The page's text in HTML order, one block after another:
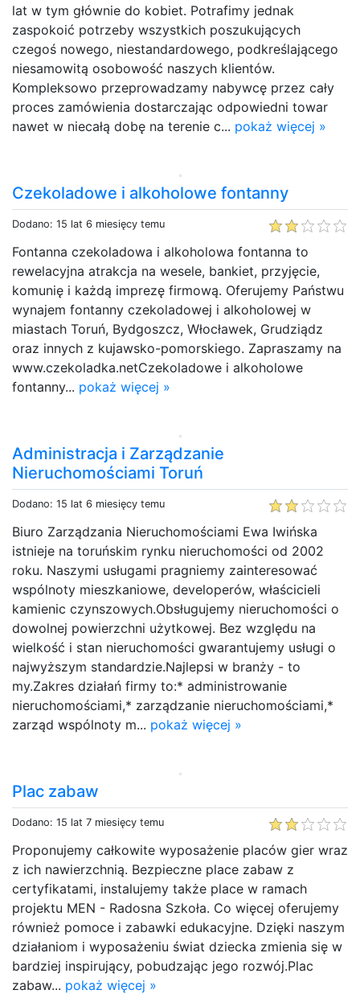
lat w tym głównie do kobiet. Potrafimy jednak
zaspokoić potrzeby wszystkich poszukujących
czegoś nowego, niestandardowego, podkreślającego
niesamowitą osobowość naszych klientów.
Kompleksowo przeprowadzamy nabywcę przez cały
proces zamówienia dostarczając odpowiedni towar
nawet w niecałą dobę na terenie c... pokaż więcej »
Czekoladowe i alkoholowe fontanny
Dodano: 15 lat 6 miesięcy temu
Fontanna czekoladowa i alkoholowa fontanna to
rewelacyjna atrakcja na wesele, bankiet, przyjęcie,
komunię i każdą imprezę firmową. Oferujemy Państwu
wynajem fontanny czekoladowej i alkoholowej w
miastach Toruń, Bydgoszcz, Włocławek, Grudziądz
oraz innych z kujawsko-pomorskiego. Zapraszamy na
www.czekoladka.netCzekoladowe i alkoholowe
fontanny... pokaż więcej »
Administracja i Zarządzanie
Nieruchomościami Toruń
Dodano: 15 lat 6 miesięcy temu
Biuro Zarządzania Nieruchomościami Ewa Iwińska
istnieje na toruńskim rynku nieruchomości od 2002
roku. Naszymi usługami pragniemy zainteresować
wspólnoty mieszkaniowe, developerów, właścicieli
kamienic czynszowych.Obsługujemy nieruchomości o
dowolnej powierzchni użytkowej. Bez względu na
wielkość i stan nieruchomości gwarantujemy usługi o
najwyższym standardzie.Najlepsi w branży - to
my.Zakres działań firmy to:* administrowanie
nieruchomościami,* zarządzanie nieruchomościami,*
zarząd wspólnoty m... pokaż więcej »
Plac zabaw
Dodano: 15 lat 7 miesięcy temu
Proponujemy całkowite wyposażenie placów gier wraz
z ich nawierzchnią. Bezpieczne place zabaw z
certyfikatami, instalujemy także place w ramach
projektu MEN - Radosna Szkoła. Co więcej oferujemy
również pomoce i zabawki edukacyjne. Dzięki naszym
działaniom i wyposażeniu świat dziecka zmienia się w
bardziej inspirujący, pobudzając jego rozwój.Plac
zabaw... pokaż więcej »